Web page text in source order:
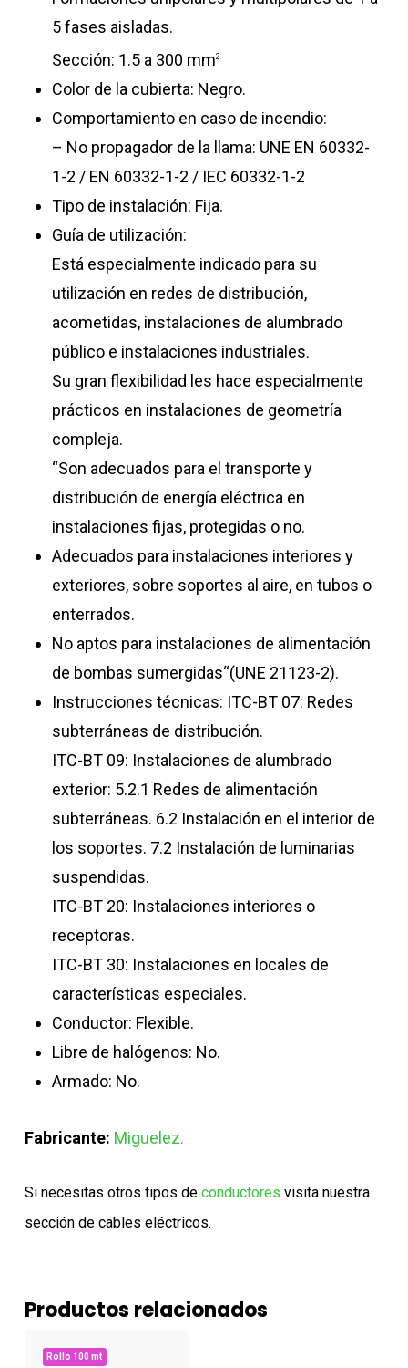
5 fases aisladas.
Sección: 1.5 a 300 mm2
Color de la cubierta: Negro.
Comportamiento en caso de incendio:
– No propagador de la llama: UNE EN 60332-
1-2 / EN 60332-1-2 / IEC 60332-1-2
Tipo de instalación: Fija.
Guía de utilización:
Está especialmente indicado para su
utilización en redes de distribución,
acometidas, instalaciones de alumbrado
público e instalaciones industriales.
Su gran flexibilidad les hace especialmente
prácticos en instalaciones de geometría
compleja.
“Son adecuados para el transporte y
distribución de energía eléctrica en
instalaciones fijas, protegidas o no.
Adecuados para instalaciones interiores y
exteriores, sobre soportes al aire, en tubos o
enterrados.
No aptos para instalaciones de alimentación
de bombas sumergidas“(UNE 21123-2).
Instrucciones técnicas: ITC-BT 07: Redes
subterráneas de distribución.
ITC-BT 09: Instalaciones de alumbrado
exterior: 5.2.1 Redes de alimentación
subterráneas. 6.2 Instalación en el interior de
los soportes. 7.2 Instalación de luminarias
suspendidas.
ITC-BT 20: Instalaciones interiores o
receptoras.
ITC-BT 30: Instalaciones en locales de
características especiales.
Conductor: Flexible.
Libre de halógenos: No.
Armado: No.
Fabricante: Miguelez.
Si necesitas otros tipos de conductores visita nuestra
sección de cables eléctricos.
Productos relacionados
Rollo 100 mt